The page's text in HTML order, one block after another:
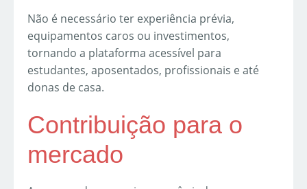
Não é necessário ter experiência prévia,
equipamentos caros ou investimentos,
tornando a plataforma acessível para
estudantes, aposentados, profissionais e até
donas de casa.
Contribuição para o
mercado